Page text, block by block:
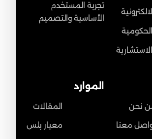
تجربة المستخدم
الأساسية والتصميم
الموارد
المقالات
معيار بلس
نحن
معنا